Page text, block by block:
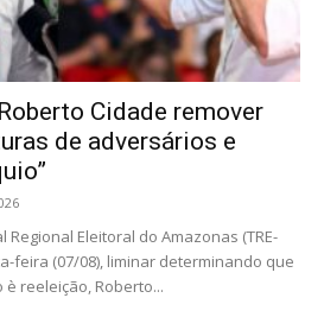
Cidade remover
de adversários e
Regional Eleitoral do Amazonas (TRE-
feira (07/08), liminar determinando que
reeleição, Roberto...